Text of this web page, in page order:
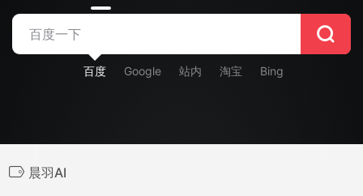
百度 Google 站内 淘宝 Bing
晨羽AI